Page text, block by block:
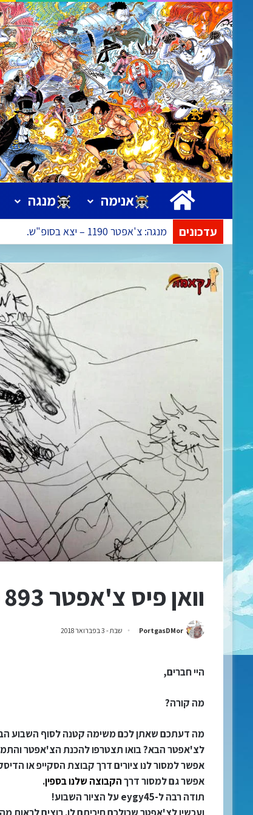
ראשי אנימה מנגה
עדכונים אנימה: פרק 1172 – הפרק בעריכה
וואן פיס צ'אפטר 893 מתורגם לעברית!
PortgasDMor שבת - 3 בפברואר 2018
היי חברים,
מה קורה?
מה דעתכם שאתן לכם משימה קטנה לסוף השבוע
לצ'אפטר הבא? בואו תצטרפו להכנת הצ'אפטר
אפשר למסור לנו ציורים דרך קבוצת הסקייפ או
אפשר גם למסור דרךהקבוצה שלנו בספין.
תודה רבה ל-eygy45 על הציור השבוע!